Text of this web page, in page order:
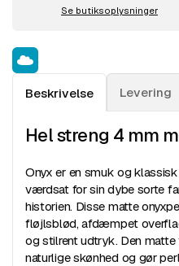
Se butiksoplysninger
Beskrivelse Levering
Hel streng 4 mm
Onyx er en smuk og
værdsat for sin dybe sorte
historien. Disse matte
fløjlsblød, afdæmpet
og stilrent udtryk. Den
naturlige skønhed og gør